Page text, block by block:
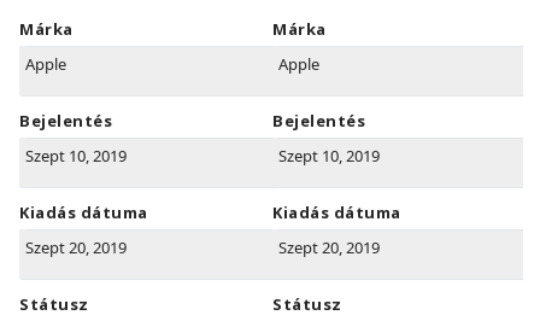
Márka
Apple
Bejelentés
Szept 10, 2019
Kiadás dátuma
Szept 20, 2019
Státusz
Márka
Apple
Bejelentés
Szept 10, 2019
Kiadás dátuma
Szept 20, 2019
Státusz